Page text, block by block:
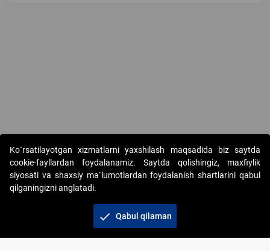
Copyright © 2017-2026. "Elektron onlayn-auksionlarni tashkil etish"
AJ. Barcha huquqlar himoyalangan
+998 71 202-21-11
Ko`rsatilayotgan xizmatlarni yaxshilash maqsadida biz saytda
cookie-fayllardan foydalanamiz. Saytda qolishingiz, maxfiylik
siyosati va shaxsiy ma`lumotlardan foydalanish shartlarini qabul
qilganingizni anglatadi.
check Qabul qilaman